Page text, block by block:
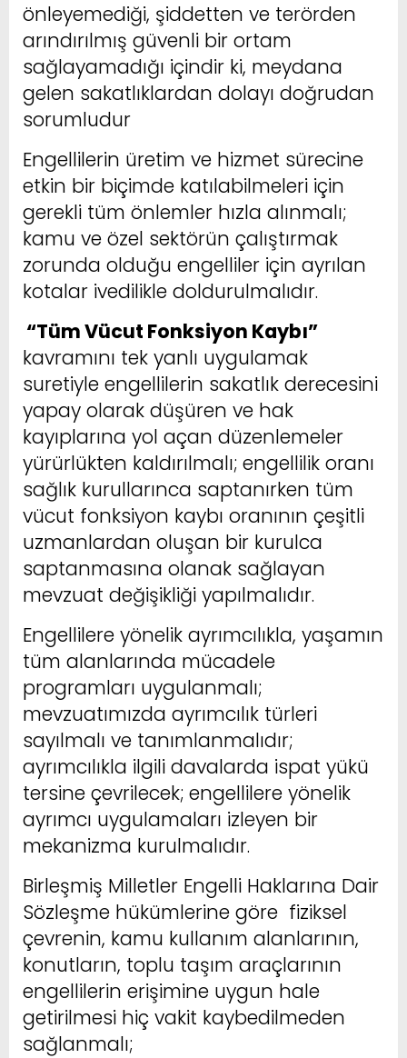
önleyemediği, şiddetten ve terörden
arındırılmış güvenli bir ortam
sağlayamadığı içindir ki, meydana
gelen sakatlıklardan dolayı doğrudan
sorumludur
Engellilerin üretim ve hizmet sürecine
etkin bir biçimde katılabilmeleri için
gerekli tüm önlemler hızla alınmalı;
kamu ve özel sektörün çalıştırmak
zorunda olduğu engelliler için ayrılan
kotalar ivedilikle doldurulmalıdır.
“Tüm Vücut Fonksiyon Kaybı”
kavramını tek yanlı uygulamak
suretiyle engellilerin sakatlık derecesini
yapay olarak düşüren ve hak
kayıplarına yol açan düzenlemeler
yürürlükten kaldırılmalı; engellilik oranı
sağlık kurullarınca saptanırken tüm
vücut fonksiyon kaybı oranının çeşitli
uzmanlardan oluşan bir kurulca
saptanmasına olanak sağlayan
mevzuat değişikliği yapılmalıdır.
Engellilere yönelik ayrımcılıkla, yaşamın
tüm alanlarında mücadele
programları uygulanmalı;
mevzuatımızda ayrımcılık türleri
sayılmalı ve tanımlanmalıdır;
ayrımcılıkla ilgili davalarda ispat yükü
tersine çevrilecek; engellilere yönelik
ayrımcı uygulamaları izleyen bir
mekanizma kurulmalıdır.
Birleşmiş Milletler Engelli Haklarına Dair
Sözleşme hükümlerine göre fiziksel
çevrenin, kamu kullanım alanlarının,
konutların, toplu taşım araçlarının
engellilerin erişimine uygun hale
getirilmesi hiç vakit kaybedilmeden
sağlanmalı;